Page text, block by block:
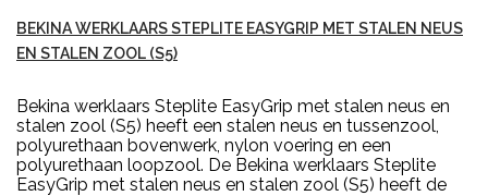
BEKINA WERKLAARS STEPLITE EASYGRIP MET STALEN NEUS
EN STALEN ZOOL (S5)
Bekina werklaars Steplite EasyGrip met stalen neus en
stalen zool (S5) heeft een stalen neus en tussenzool,
polyurethaan bovenwerk, nylon voering en een
polyurethaan loopzool. De Bekina werklaars Steplite
EasyGrip met stalen neus en stalen zool (S5) heeft de